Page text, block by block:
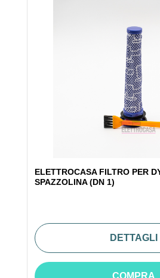
ELETTROCASA FILTRO PER
SPAZZOLINA (DN 1)
DETTAGLI
COMPRA